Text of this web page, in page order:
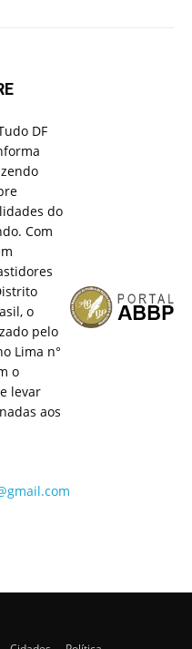
DF
do
Com
o
pelo
Lima n°
o
levar
aos